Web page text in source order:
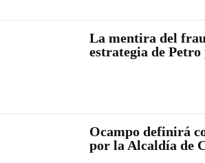
La mentira del
estrategia de Petro
Ocampo definirá
por la Alcaldía de